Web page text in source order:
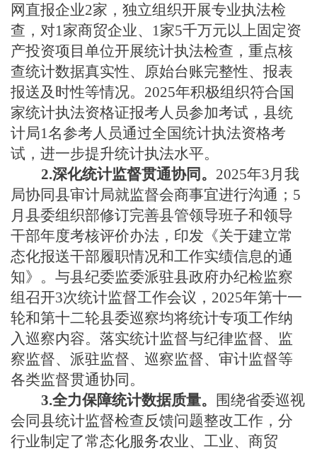
网直报企业2家，独立组织开展专业执法检
查，对1家商贸企业、1家5千万元以上固定资
产投资项目单位开展统计执法检查，重点核
查统计数据真实性、原始台账完整性、报表
报送及时性等情况。2025年积极组织符合国
家统计执法资格证报考人员参加考试，县统
计局1名参考人员通过全国统计执法资格考
试，进一步提升统计执法水平。
2.深化统计监督贯通协同。 2025年3月我
局协同县审计局就监督会商事宜进行沟通；5
月县委组织部修订完善县管领导班子和领导
干部年度考核评价办法，印发《关于建立常
态化报送干部履职情况和工作实绩信息的通
知》。与县纪委监委派驻县政府办纪检监察
组召开3次统计监督工作会议，2025年第十一
轮和第十二轮县委巡察均将统计专项工作纳
入巡察内容。落实统计监督与纪律监督、监
察监督、派驻监督、巡察监督、审计监督等
各类监督贯通协同。
3.全力保障统计数据质量。
围绕省委巡视
会同县统计监督检查反馈问题整改工作，分
行业制定了常态化服务农业、工业、商贸